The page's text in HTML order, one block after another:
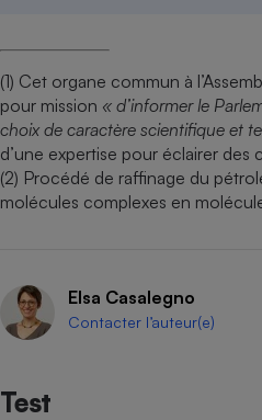
(1) Cet organe commun à
pour mission « d’informer le
choix de caractère scientifique et
d’une expertise pour éclairer
(2) Procédé de raffinage du
molécules complexes en
Elsa Casalegno
Contacter l’auteur(e)
Test